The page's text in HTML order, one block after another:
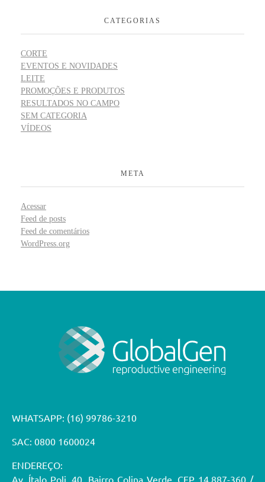
CATEGORIAS
CORTE
EVENTOS E NOVIDADES
LEITE
PROMOÇÕES E PRODUTOS
RESULTADOS NO CAMPO
SEM CATEGORIA
VÍDEOS
META
Acessar
Feed de posts
Feed de comentários
WordPress.org
WHATSAPP: (16) 99786-3210
SAC: 0800 1600024
ENDEREÇO:
Av. Ítalo Poli, 40. Bairro Colina Verde. CEP 14.887-360 /